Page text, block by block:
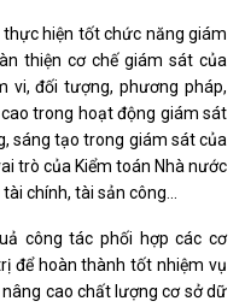
hiện tốt chức năng giám
thiện cơ chế giám sát của
vi, đối tượng, phương pháp,
trong hoạt động giám sát
sáng tạo trong giám sát của
trò của Kiểm toán Nhà nước
chính, tài sản công...
công tác phối hợp các cơ
để hoàn thành tốt nhiệm vụ
cao chất lượng cơ sở dữ